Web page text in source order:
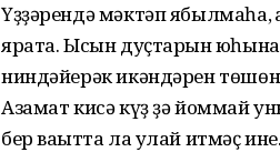
Үҙҙәрендә мәктәп ябылмаһа,
ярата. Ысын дуҫтарын
ниндәйерәк икәндәрен
Азамат кисә күҙ ҙә йоммай
бер ваҡытта ла улай итмәҫ ине.